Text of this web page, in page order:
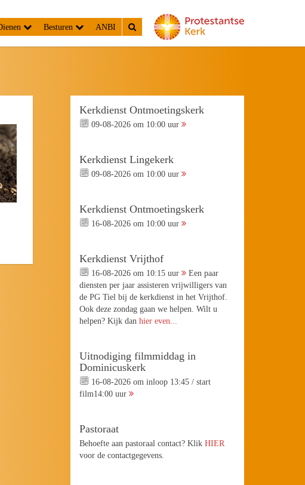
Besturen ANBI
Kerkdienst Ontmoetingskerk
09-08-2026 om 10:00 uur
Kerkdienst Lingekerk
09-08-2026 om 10:00 uur
Kerkdienst Ontmoetingskerk
16-08-2026 om 10:00 uur
Kerkdienst Vrijthof
16-08-2026 om 10:15 uur
Een paar
diensten per jaar assisteren vrijwilligers van
de PG Tiel bij de kerkdienst in het Vrijthof.
Ook deze zondag gaan we helpen. Wilt u
helpen? Kijk danhier even...
Uitnodiging filmmiddag in
Dominicuskerk
16-08-2026 om inloop 13:45 / start
film14:00 uur
Pastoraat
Behoefte aan pastoraal contact? KlikHIER
voor de contactgegevens.